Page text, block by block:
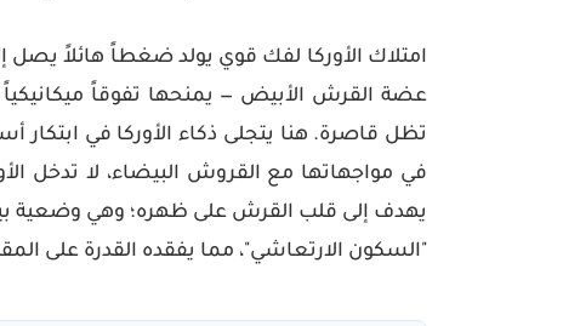
امتلاك الأوركا لفك قوي يولد ضغطاً هائلاً يصل
عضة القرش الأبيض — يمنحها تفوقاً
تظل قاصرة. هنا يتجلى ذكاء الأوركا في
في مواجهاتها مع القروش البيضاء، لا تدخل
يهدف إلى قلب القرش على ظهره؛ وهي وضعية
"السكون الارتعاشي"، مما يفقده القدرة على